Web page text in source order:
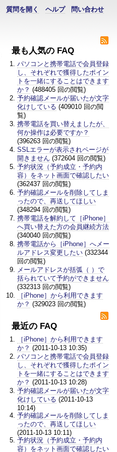
問い合わせ
ヘルプ
質問を開く
最も人気の FAQ
パソコンと携帯電話で会員登録
し、それぞれで獲得したポイン
トを一緒にすることはできます
か？ (488405 回の閲覧)
予約確認メールが届いたが文字
化けしている (409010 回の閲
覧)
携帯電話を買い替えましたが、
何か操作は必要ですか？
(396263 回の閲覧)
SSLエラーが表示されページが
開きません (372604 回の閲覧)
予約状況（予約成立・予約内
容）をネット画面で確認したい
(362437 回の閲覧)
予約確認メールを削除してしま
ったので、再送してほしい
(348294 回の閲覧)
携帯電話を解約して［iPhone］
へ買い替えた方の会員継続方法
(340040 回の閲覧)
携帯電話から［iPhone］へメー
ルアドレス変更したい (332344
回の閲覧)
メールアドレスが括弧（ ）で
括られていて予約ができません
(332313 回の閲覧)
［iPhone］から利用できます
か？ (329023 回の閲覧)
最近の FAQ
［iPhone］から利用できます
か？ (2011-10-13 10:35)
パソコンと携帯電話で会員登録
し、それぞれで獲得したポイン
トを一緒にすることはできます
か？ (2011-10-13 10:28)
予約確認メールが届いたが文字
化けしている (2011-10-13
10:14)
予約確認メールを削除してしま
ったので、再送してほしい
(2011-10-13 10:11)
予約状況（予約成立・予約内
容）をネット画面で確認したい